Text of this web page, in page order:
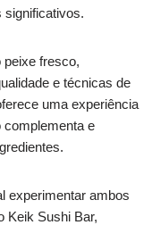
significativos.
peixe fresco,
e técnicas de
uma experiência
complementa e
experimentar ambos
Keik Sushi Bar,